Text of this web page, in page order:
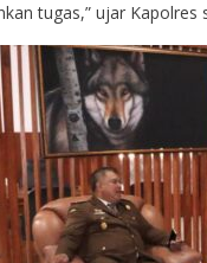
tugas,” ujar